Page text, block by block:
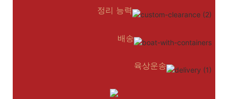
정리 능력
배송
육상운송